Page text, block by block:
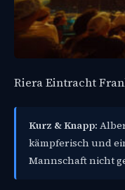
Riera Eintracht
Kurz & Knapp:
kämpferisch und
Mannschaft nicht